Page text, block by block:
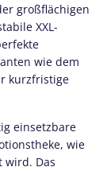
großflächigen
XXL-
wie dem
kurzfristige
einsetzbare
wie
wird. Das